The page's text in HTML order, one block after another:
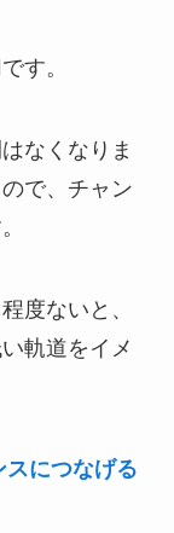
す。
なくなりま
で、チャン
度ないと、
軌道をイメ
につなげる